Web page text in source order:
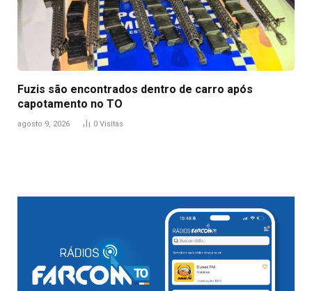
Fuzis são encontrados dentro de carro após
capotamento no TO
agosto 9, 2026 0 Visitas